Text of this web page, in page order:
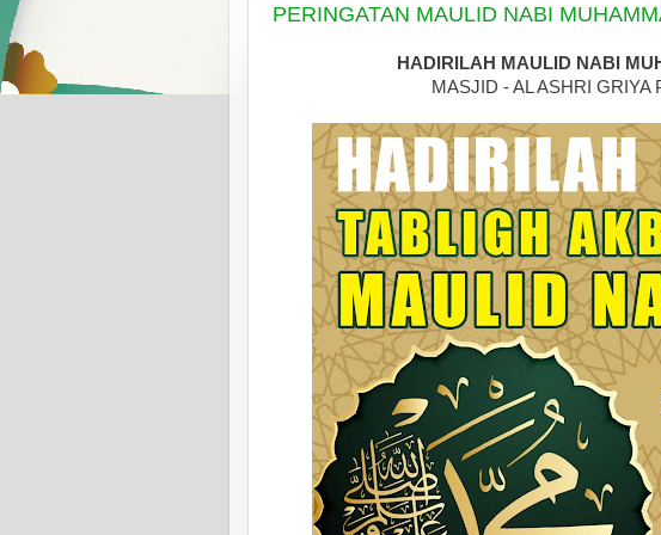
PERINGATAN MAULID NABI
HADIRILAH MAULID NABI
MASJID - AL ASHRI GRIYA